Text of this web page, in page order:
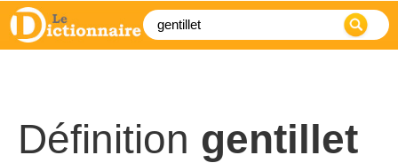
Définition gentillet